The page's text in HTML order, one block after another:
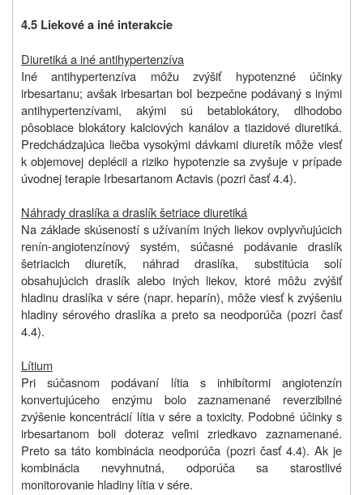
4.5 Liekové a iné interakcie
Diuretiká a iné antihypertenzíva
Iné antihypertenzíva môžu zvýšiť hypotenzné účinky
irbesartanu; avšak irbesartan bol bezpečne podávaný s inými
antihypertenzívami, akými sú betablokátory, dlhodobo
pôsobiace blokátory kalciových kanálov a tiazidové diuretiká.
Predchádzajúca liečba vysokými dávkami diuretík môže viesť
k objemovej deplécii a riziko hypotenzie sa zvyšuje v prípade
úvodnej terapie Irbesartanom Actavis (pozri časť 4.4).
Náhrady draslíka a draslík šetriace diuretiká
Na základe skúseností s užívaním iných liekov ovplyvňujúcich
renín-angiotenzínový systém, súčasné podávanie draslík
šetriacich diuretík, náhrad draslíka, substitúcia solí
obsahujúcich draslík alebo iných liekov, ktoré môžu zvýšiť
hladinu draslíka v sére (napr. heparín), môže viesť k zvýšeniu
hladiny sérového draslíka a preto sa neodporúča (pozri časť
4.4).
Lítium
Pri súčasnom podávaní lítia s inhibítormi angiotenzín
konvertujúceho enzýmu bolo zaznamenané reverzibilné
zvýšenie koncentrácií lítia v sére a toxicity. Podobné účinky s
irbesartanom boli doteraz veľmi zriedkavo zaznamenané.
Preto sa táto kombinácia neodporúča (pozri časť 4.4). Ak je
kombinácia nevyhnutná, odporúča sa starostlivé
monitorovanie hladiny lítia v sére.